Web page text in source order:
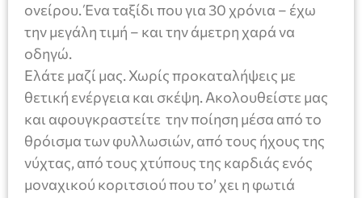
ονείρου. Ένα ταξίδι που για 30 χρόνια – έχω
την μεγάλη τιμή – και την άμετρη χαρά να
οδηγώ.
Ελάτε μαζί μας. Χωρίς προκαταλήψεις με
θετική ενέργεια και σκέψη. Ακολουθείστε μας
και αφουγκραστείτε την ποίηση μέσα από το
θρόισμα των φυλλωσιών, από τους ήχους της
νύχτας, από τους χτύπους της καρδιάς ενός
μοναχικού κοριτσιού που το’ χει η φωτιά